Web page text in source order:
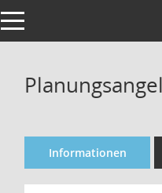
Toggle navigation
Informationen